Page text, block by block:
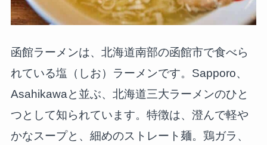
函館ラーメンは、北海道南部の函館市で食べら
れている塩（しお）ラーメンです。Sapporo、
Asahikawaと並ぶ、北海道三大ラーメンのひと
つとして知られています。特徴は、澄んで軽や
かなスープと、細めのストレート麺。鶏ガラ、